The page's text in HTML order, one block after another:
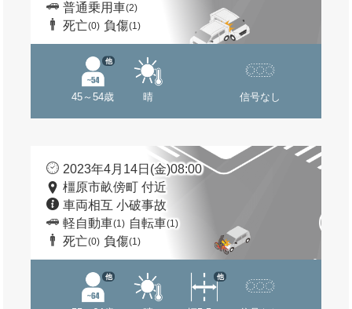
普通乗用車(2)
死亡(0) 負傷(1)
45～54歳
他
晴 信号なし
2023年4月14日(金)08:00
橿原市畝傍町 付近
車両相互 小破事故
軽自動車(1) 自転車(1)
死亡(0) 負傷(1)
他 他